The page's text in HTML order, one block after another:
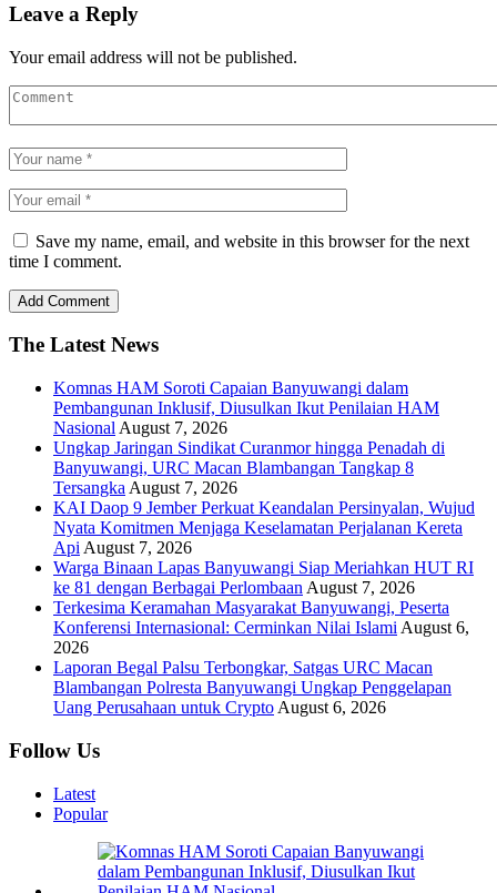
Leave a Reply
Your email address will not be published.
Save my name, email, and website in this browser for the next
time I comment.
The Latest News
Komnas HAM Soroti Capaian Banyuwangi dalam
Pembangunan Inklusif, Diusulkan Ikut Penilaian HAM
Nasional August 7, 2026
Ungkap Jaringan Sindikat Curanmor hingga Penadah di
Banyuwangi, URC Macan Blambangan Tangkap 8
Tersangka August 7, 2026
KAI Daop 9 Jember Perkuat Keandalan Persinyalan, Wujud
Nyata Komitmen Menjaga Keselamatan Perjalanan Kereta
Api August 7, 2026
Warga Binaan Lapas Banyuwangi Siap Meriahkan HUT RI
ke 81 dengan Berbagai Perlombaan August 7, 2026
Terkesima Keramahan Masyarakat Banyuwangi, Peserta
Konferensi Internasional: Cerminkan Nilai Islami August 6,
2026
Laporan Begal Palsu Terbongkar, Satgas URC Macan
Blambangan Polresta Banyuwangi Ungkap Penggelapan
Uang Perusahaan untuk Crypto August 6, 2026
Follow Us
Latest
Popular